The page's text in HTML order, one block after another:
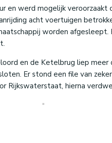
en werd mogelijk veroorzaakt
acht voertuigen
worden
en de Ketelbrug liep meer
Er stond een file van
Rijkswaterstaat, hierna